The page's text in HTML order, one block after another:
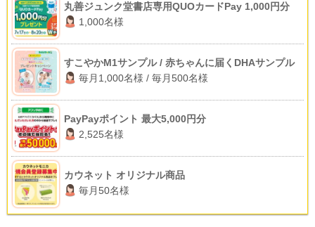
丸善ジュンク堂書店専用QUOカードPay 1,000円分
1,000名様
すこやかM1サンプル / 赤ちゃんに届くDHAサンプル
毎月1,000名様 / 毎月500名様
PayPayポイント 最大5,000円分
2,525名様
カウネット オリジナル商品
毎月50名様